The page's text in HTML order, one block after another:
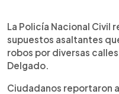
► Escuchar
La Policía Nacional Civil
supuestos asaltantes
robos por diversas
Delgado.
Ciudadanos reportaron